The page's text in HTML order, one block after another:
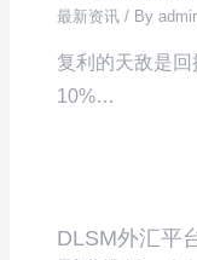
最新资讯 / By
复利的天敌是
10%…
DLSM外汇平